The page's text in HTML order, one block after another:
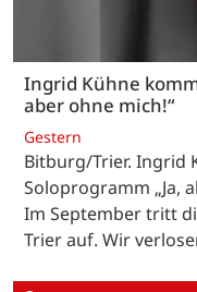
Ingrid Kühne
aber ohne mich!“
Gestern
Bitburg/Trier. Ingrid
Soloprogramm „Ja,
Im September tritt
Trier auf. Wir